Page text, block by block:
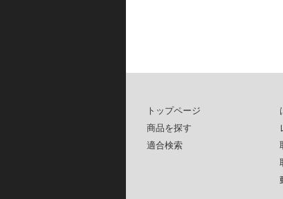
トップページ
商品を探す
適合検索